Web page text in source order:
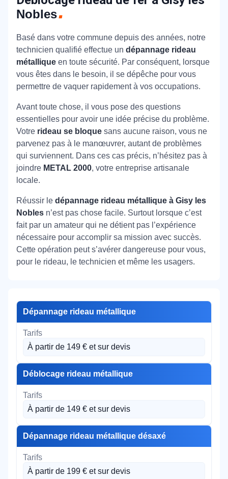
Nobles
Basé dans votre commune depuis des années, notre
technicien qualifié effectue un dépannage rideau
métallique en toute sécurité. Par conséquent, lorsque
vous êtes dans le besoin, il se dépêche pour vous
permettre de vaquer rapidement à vos occupations.
Avant toute chose, il vous pose des questions
essentielles pour avoir une idée précise du problème.
Votre rideau se bloque sans aucune raison, vous ne
parvenez pas à le manœuvrer, autant de problèmes
qui surviennent. Dans ces cas précis, n’hésitez pas à
joindre METAL 2000, votre entreprise artisanale
locale.
Réussir le dépannage rideau métallique à Gisy les
Nobles n’est pas chose facile. Surtout lorsque c’est
fait par un amateur qui ne détient pas l’expérience
nécessaire pour accomplir sa mission avec succès.
Cette opération peut s’avérer dangereuse pour vous,
pour le rideau, le technicien et même les usagers.
Dépannage rideau métallique
À partir de 149 € et sur devis
Déblocage rideau métallique
À partir de 149 € et sur devis
Dépannage rideau métallique désaxé
À partir de 199 € et sur devis